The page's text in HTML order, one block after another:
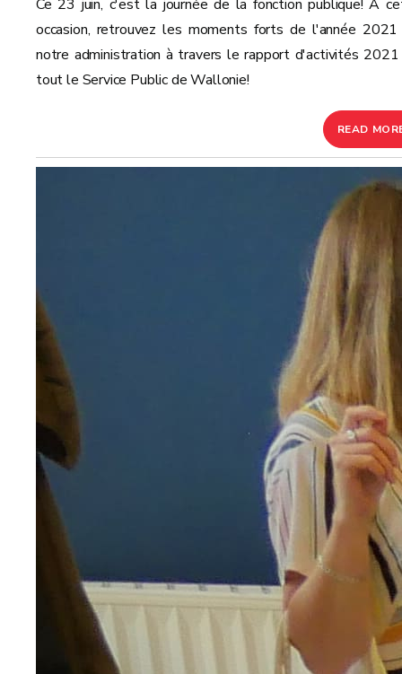
Ce 23 juin, c'est la journée de la fonction publique! A
occasion, retrouvez les moments forts de l'année
notre administration à travers le rapport d'activités
tout le Service Public de Wallonie!
READ